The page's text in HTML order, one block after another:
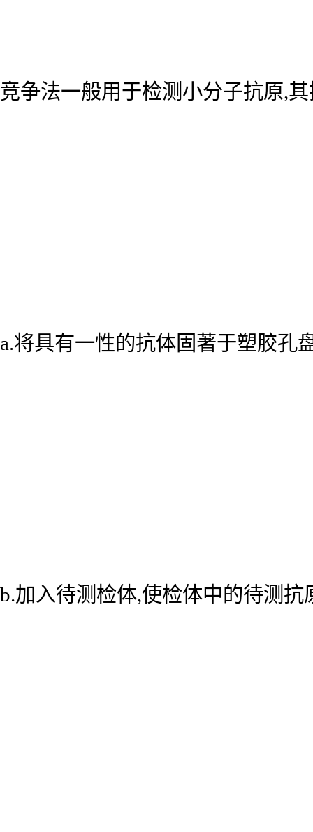
竞争法一般用于检测小分子抗原,
a.将具有一性的抗体固著于塑胶孔
b.加入待测检体,使检体中的待测